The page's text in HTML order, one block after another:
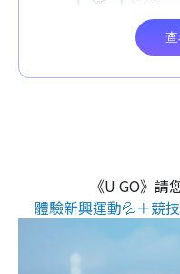
《U GO》請
體驗新興運動💦＋競